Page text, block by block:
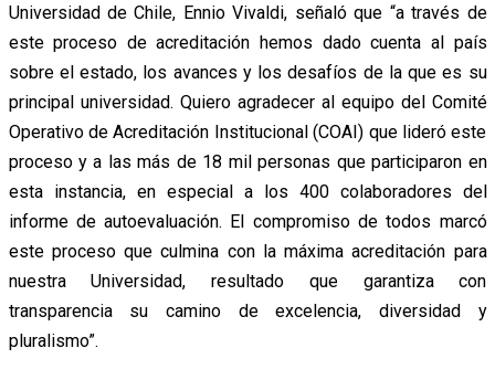
Universidad de Chile, Ennio Vivaldi, señaló que “a través de
este proceso de acreditación hemos dado cuenta al país
sobre el estado, los avances y los desafíos de la que es su
principal universidad. Quiero agradecer al equipo del Comité
Operativo de Acreditación Institucional (COAI) que lideró este
proceso y a las más de 18 mil personas que participaron en
esta instancia, en especial a los 400 colaboradores del
informe de autoevaluación. El compromiso de todos marcó
este proceso que culmina con la máxima acreditación para
nuestra Universidad, resultado que garantiza con
transparencia su camino de excelencia, diversidad y
pluralismo”.